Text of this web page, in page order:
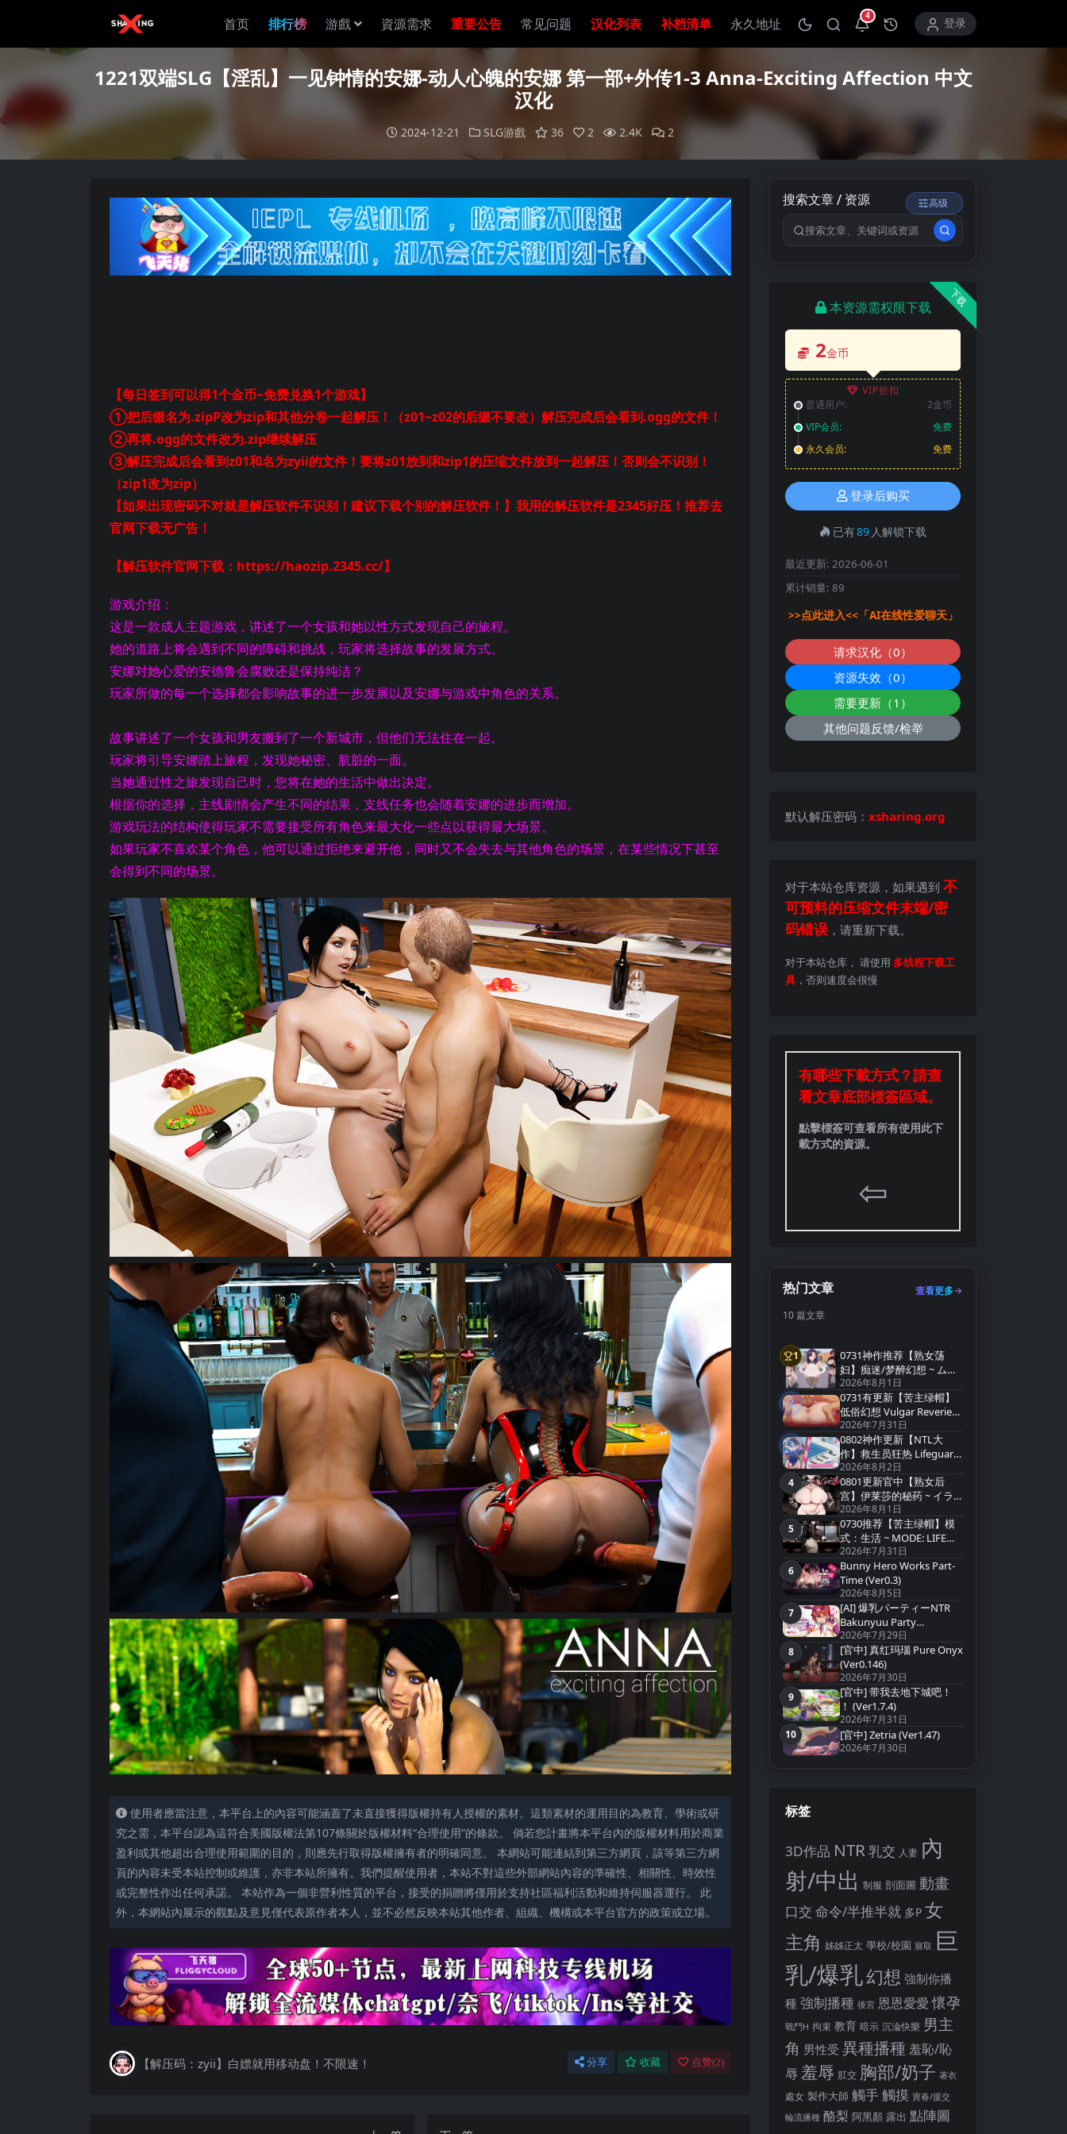
首页 排行榜 游戲 資源需求 重要公告 常见问题 汉化列表 补档清单 永久地址 4
打开通知中心登录
1221双端SLG【淫乱】一见钟情的安娜-动人心魄的安娜 第一部+外传1-3 Anna-Exciting Affection 中文
汉化
2024-12-21 SLG游戲 36 2 2.4K 2
【每日签到可以得1个金币~免费兑换1个游戏】
①把后缀名为.zipP改为zip和其他分卷一起解压！（z01~z02的后缀不要改）解压完成后会看到.ogg的文件！
②再将.ogg的文件改为.zip继续解压
③解压完成后会看到z01和名为zyii的文件！要将z01放到和zip1的压缩文件放到一起解压！否则会不识别！
（zip1改为zip）
【如果出现密码不对就是解压软件不识别！建议下载个别的解压软件！】我用的解压软件是2345好压！推荐去
官网下载无广告！
【解压软件官网下载：https://haozip.2345.cc/】
游戏介绍：
这是一款成人主题游戏，讲述了一个女孩和她以性方式发现自己的旅程。
她的道路上将会遇到不同的障碍和挑战，玩家将选择故事的发展方式。
安娜对她心爱的安德鲁会腐败还是保持纯洁？
玩家所做的每一个选择都会影响故事的进一步发展以及安娜与游戏中角色的关系。
故事讲述了一个女孩和男友搬到了一个新城市，但他们无法住在一起。
玩家将引导安娜踏上旅程，发现她秘密、肮脏的一面。
当她通过性之旅发现自己时，您将在她的生活中做出决定。
根据你的选择，主线剧情会产生不同的结果，支线任务也会随着安娜的进步而增加。
游戏玩法的结构使得玩家不需要接受所有角色来最大化一些点以获得最大场景。
如果玩家不喜欢某个角色，他可以通过拒绝来避开他，同时又不会失去与其他角色的场景，在某些情况下甚至
会得到不同的场景。
使用者應當注意，本平台上的內容可能涵蓋了未直接獲得版權持有人授權的素材。這類素材的運用目的為教育、學術或研
究之需，本平台認為這符合美國版權法第107條關於版權材料“合理使用”的條款。 倘若您計畫將本平台內的版權材料用於商業
盈利或其他超出合理使用範圍的目的，則應先行取得版權擁有者的明確同意。 本網站可能連結到第三方網頁，該等第三方網
頁的內容未受本站控制或維護，亦非本站所擁有。我們提醒使用者，本站不對這些外部網站內容的準確性、相關性、時效性
或完整性作出任何承諾。 本站作為一個非營利性質的平台，接受的捐贈將僅用於支持社區福利活動和維持伺服器運行。 此
外，本網站內展示的觀點及意見僅代表原作者本人，並不必然反映本站其他作者、組織、機構或本平台官方的政策或立場。
【解压码：zyii】白嫖就用移动盘！不限速！ 分享 收藏 点赞(2)
搜索文章 / 资源 高级
搜索关键词
下载
本资源需权限下载
2金币
VIP折扣
普通用户:
2金币
VIP会员:
免费
永久会员:
免费
登录后购买
已有89 人解锁下载
最近更新: 2026-06-01
累计销量: 89
>>点此进入<<「AI在线性爱聊天」
请求汉化（0）
资源失效（0）
需要更新（1）
其他问题反馈/检举
默认解压密码： xsharing.org
对于本站仓库资源，如果遇到 不
可预料的压缩文件末端/密
码错误 ，请重新下载。
对于本站仓库， 请使用 多线程下载工
具 ，否则速度会很慢
有哪些下載方式？請查
看文章底部標簽區域。
點擊標簽可查看所有使用此下
載方式的資源。
⇦
热门文章
查看更多
10 篇文章
第1名
1
0731神作推荐【熟女荡
妇】痴迷/梦醉幻想 ~ ムチ
ューファンタジー
v0.20a【官方中文】
2026年8月1日
第2名
2
0731有更新【苦主绿帽】
低俗幻想 Vulgar Reverie
v0.22【中文汉化】
2026年7月31日
第3名
3
0802神作更新【NTL大
作】救生员狂热 Lifeguard
Holic Demo v0.9.4-A【官
中无码】
2026年8月2日
第4名
4
0801更新官中【熟女后
宫】伊莱莎的秘药 ~ イラ
イザの秘薬 ~ Eliza`s Secret
Potion【官方中文】
2026年8月1日
第5名
5
0730推荐【苦主绿帽】模
式：生活 ~ MODE: LIFE
v0.2.2 【实时汉化】
2026年7月31日
第6名
6
Bunny Hero Works Part-
Time (Ver0.3)
2026年8月5日
第7名
7
[AI] 爆乳パーティーNTR
Bakunyuu Party
NTR(Ver1.1.2)
2026年7月29日
第8名
8
[官中] 真红玛瑙 Pure Onyx
(Ver0.146)
2026年7月30日
第9名
9
[官中] 带我去地下城吧！
！ (Ver1.7.4)
2026年7月31日
第10名
10 [官中] Zetria (Ver1.47)
2026年7月30日
标签
3D作品 NTR乳交 人妻 內
射/中出 制服 剖面圖 動畫
口交 命令/半推半就 多P 女
主角 姊姊正太 學校/校園 寢取 巨
乳/爆乳幻想 強制你播
種 強制播種 後宮 恩恩愛愛 懷孕
戰鬥H 拘束 教育 暗示 沉淪快樂 男主
角 男性受 異種播種 羞恥/恥
辱 羞辱 肛交 胸部/奶子 著衣
處女 製作大師 觸手 觸摸 賣春/援交
輪流播種 酪梨 阿黑顏 露出 點陣圖